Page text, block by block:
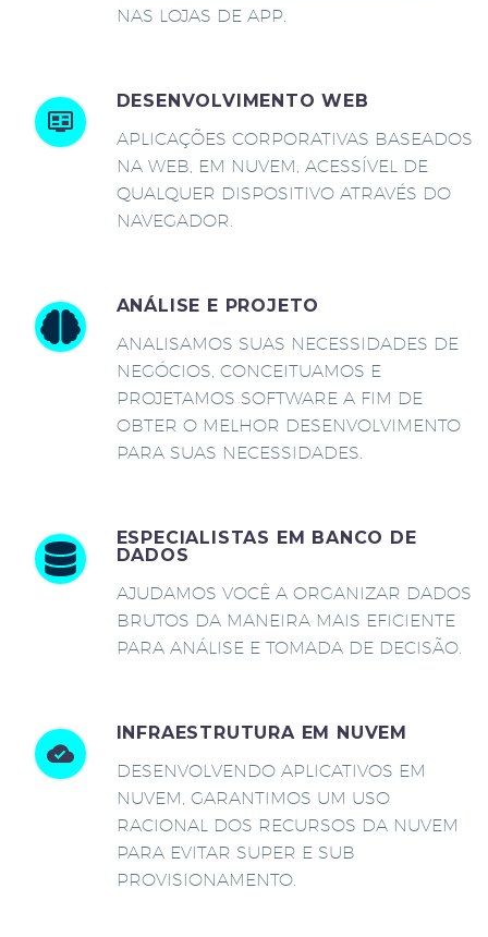
NAS LOJAS DE APP.
DESENVOLVIMENTO WEB
APLICAÇÕES CORPORATIVAS BASEADOS
NA WEB, EM NUVEM, ACESSÍVEL DE
QUALQUER DISPOSITIVO ATRAVÉS DO
NAVEGADOR.
ANÁLISE E PROJETO
ANALISAMOS SUAS NECESSIDADES DE
NEGÓCIOS, CONCEITUAMOS E
PROJETAMOS SOFTWARE A FIM DE
OBTER O MELHOR DESENVOLVIMENTO
PARA SUAS NECESSIDADES.
ESPECIALISTAS EM BANCO DE
DADOS
AJUDAMOS VOCÊ A ORGANIZAR DADOS
BRUTOS DA MANEIRA MAIS EFICIENTE
PARA ANÁLISE E TOMADA DE DECISÃO.
INFRAESTRUTURA EM NUVEM
DESENVOLVENDO APLICATIVOS EM
NUVEM, GARANTIMOS UM USO
RACIONAL DOS RECURSOS DA NUVEM
PARA EVITAR SUPER E SUB
PROVISIONAMENTO.